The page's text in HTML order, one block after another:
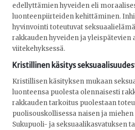
edellyttämien hyveiden eli
luonteenpiirteiden kehittäminen.
hyvinvointi toteutuvat
rakkauden hyveiden ja
viitekehyksessä.
Kristillinen käsitys
Kristillisen käsityksen mukaan
luonteensa puolesta olennaisesti
rakkauden tarkoitus puolestaan
puolisouskollisessa naisen ja
Sukupuoli- ja seksuaalikasvatuksen